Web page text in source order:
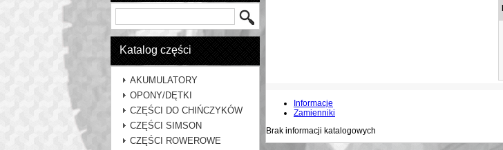
Katalog części
AKUMULATORY
OPONY/DĘTKI
CZĘŚCI DO CHIŃCZYKÓW
CZĘŚCI SIMSON
CZĘŚCI ROWEROWE
Informacje
Zamienniki
Brak informacji katalogowych